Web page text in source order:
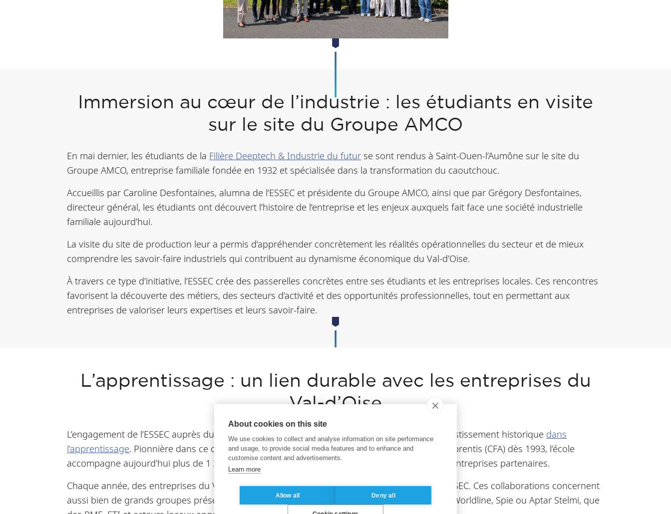
Immersion au cœur de l’industrie : les étudiants en visite
sur le site du Groupe AMCO
En mai dernier, les étudiants de la Filière Deeptech & Industrie du futur se sont rendus à Saint-Ouen-l’Aumône sur le site du
Groupe AMCO, entreprise familiale fondée en 1932 et spécialisée dans la transformation du caoutchouc.
Accueillis par Caroline Desfontaines, alumna de l’ESSEC et présidente du Groupe AMCO, ainsi que par Grégory Desfontaines,
directeur général, les étudiants ont découvert l’histoire de l’entreprise et les enjeux auxquels fait face une société industrielle
familiale aujourd’hui.
La visite du site de production leur a permis d’appréhender concrètement les réalités opérationnelles du secteur et de mieux
comprendre les savoir-faire industriels qui contribuent au dynamisme économique du Val-d’Oise.
À travers ce type d’initiative, l’ESSEC crée des passerelles concrètes entre ses étudiants et les entreprises locales. Ces rencontres
favorisent la découverte des métiers, des secteurs d’activité et des opportunités professionnelles, tout en permettant aux
entreprises de valoriser leurs expertises et leurs savoir-faire.
L’apprentissage : un lien durable avec les entreprises du
Val-d’Oise
L’engagement de l’ESSEC auprès du tissu économique local se traduit également par son investissement historique dans
l’apprentissage. Pionnière dans ce domaine avec la création de son Centre de Formation d’Apprentis (CFA) dès 1993, l’école
accompagne aujourd’hui plus de 1 300 apprentis et s’appuie sur un réseau de plus de 1 000 entreprises partenaires.
Chaque année, des entreprises du Val-d’Oise reçoivent en apprentissage les étudiants de l’ESSEC. Ces collaborations concernent
aussi bien de grands groupes présents sur le territoire, tels que Valeo, ABB, Air France, Atos, Worldline, Spie ou Aptar Stelmi, que
About cookies on this site
We use cookies to collect and analyse information on site performance
and usage, to provide social media features and to enhance and
customise content and advertisements.
Learn more
Allow all Deny all